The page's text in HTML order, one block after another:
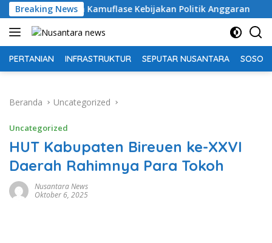
Langsung
ke
konten
Breaking News
Kamuflase Kebijakan Politik Anggaran Pemkab
PERTANIAN INFRASTRUKTUR SEPUTAR NUSANTARA SOSOK
Beranda Uncategorized
Uncategorized
HUT Kabupaten Bireuen ke-XXVI
Daerah Rahimnya Para Tokoh
Nusantara News
Oktober 6, 2025